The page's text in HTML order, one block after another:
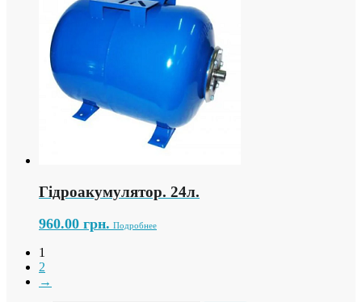
Гідроакумулятор. 24л.
960.00 грн. Подробнее
1
2
→